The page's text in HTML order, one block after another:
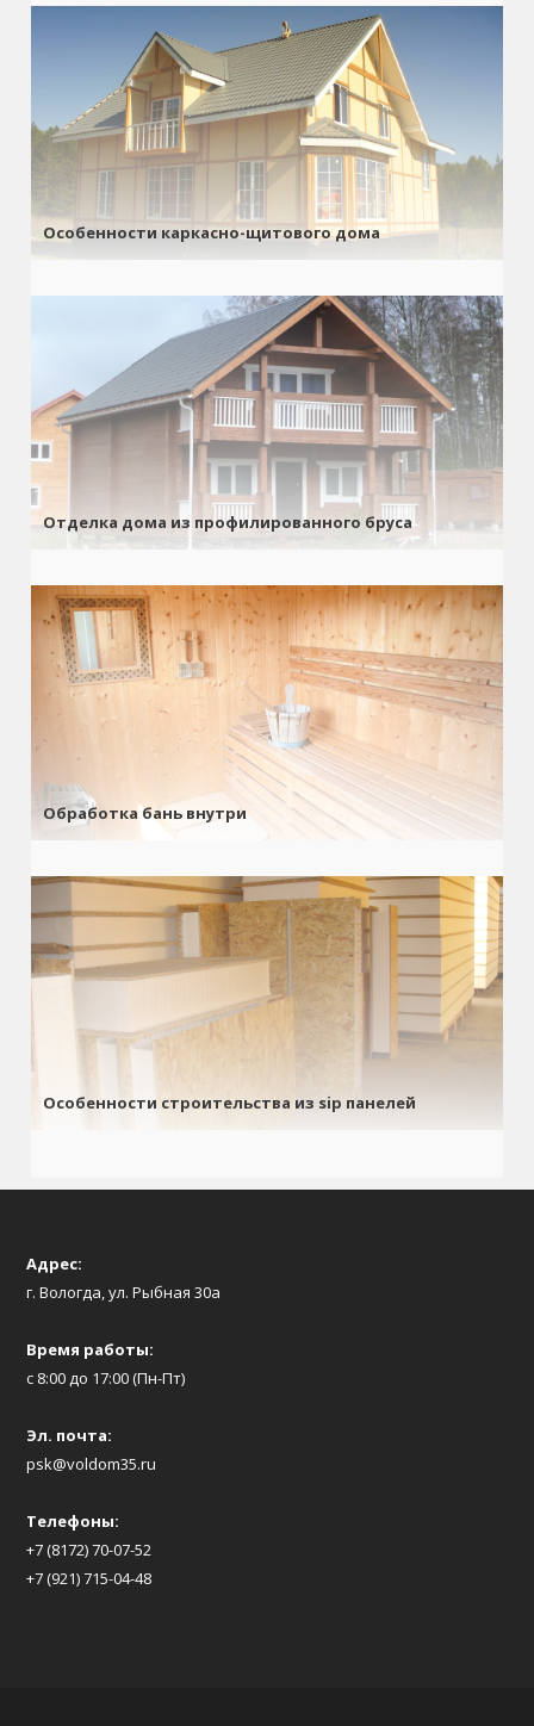
Особенности каркасно-щитового дома
Отделка дома из профилированного бруса
Обработка бань внутри
Особенности строительства из sip панелей
Адрес:
г. Вологда, ул. Рыбная 30а
Время работы:
с 8:00 до 17:00 (Пн-Пт)
Эл. почта:
psk@voldom35.ru
Телефоны:
+7 (8172) 70-07-52
+7 (921) 715-04-48